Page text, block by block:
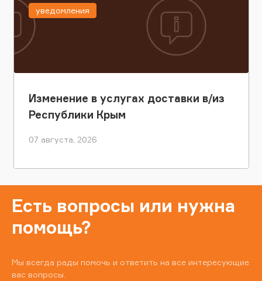
Изменение в услугах доставки в/из
Республики Крым
07 августа, 2026
уведомления
Есть вопросы или нужна
помощь?
Мы всегда рады помочь и ответить на все интересующие
вас вопросы.